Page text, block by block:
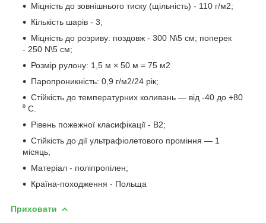
Міцність до зовнішнього тиску (щільність) - 110 г/м2;
Кількість шарів - 3;
Міцність до розриву: поздовж - 300 N\5 см; поперек
- 250 N\5 см;
Розмір рулону: 1,5 м × 50 м = 75 м2
Паропроникність: 0,9 г/м2/24 рік;
Стійкість до температурних коливань — від -40 до +80
⁰ С.
Рівень пожежної класифікації - B2;
Стійкість до дії ультрафіолетового проміння — 1
місяць;
Матеріал - поліпропілен;
Країна-походження - Польща
Приховати